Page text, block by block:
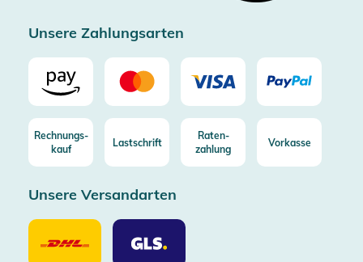
Unsere Zahlungsarten
Rechnungs-
kauf
Lastschrift
Raten-
zahlung
Vorkasse
Unsere Versandarten
Unsere
Versandarten
DHL
Unsere
Versandarten
GLS